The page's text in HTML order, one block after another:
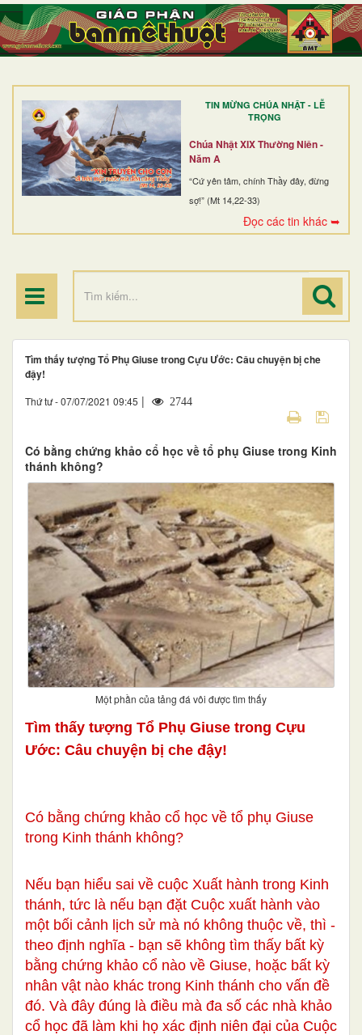
TIN MỪNG CHÚA NHẬT - LỄ
TRỌNG
Chúa Nhật XIX Thường Niên -
Năm A
“Cứ yên tâm, chính Thầy đây, đừng
sợ!” (Mt 14,22-33)
Đọc các tin khác ➥
TRANG NHẤT
GIỚI THIỆU
DÒNG TU
BAN MỤC VỤ
ĐOÀN THỂ CG
ĐIỂM HÀNH HƯƠNG
Tìm thấy tượng Tổ Phụ Giuse trong Cựu Ước: Câu chuyện bị che
đậy!
Thứ tư - 07/07/2021 09:45 | 2744
Có bằng chứng khảo cổ học về tổ phụ Giuse trong Kinh
thánh không?
Một phần của tảng đá vôi được tìm thấy
Tìm thấy tượng Tổ Phụ Giuse trong Cựu
Ước: Câu chuyện bị che đậy!
Có bằng chứng khảo cổ học về tổ phụ Giuse
trong Kinh thánh không?
Nếu bạn hiểu sai về cuộc Xuất hành trong Kinh
thánh, tức là nếu bạn đặt Cuộc xuất hành vào
một bối cảnh lịch sử mà nó không thuộc về, thì -
theo định nghĩa - bạn sẽ không tìm thấy bất kỳ
bằng chứng khảo cổ nào về Giuse, hoặc bất kỳ
nhân vật nào khác trong Kinh thánh cho vấn đề
đó. Và đây đúng là điều mà đa số các nhà khảo
cổ học đã làm khi họ xác định niên đại của Cuộc